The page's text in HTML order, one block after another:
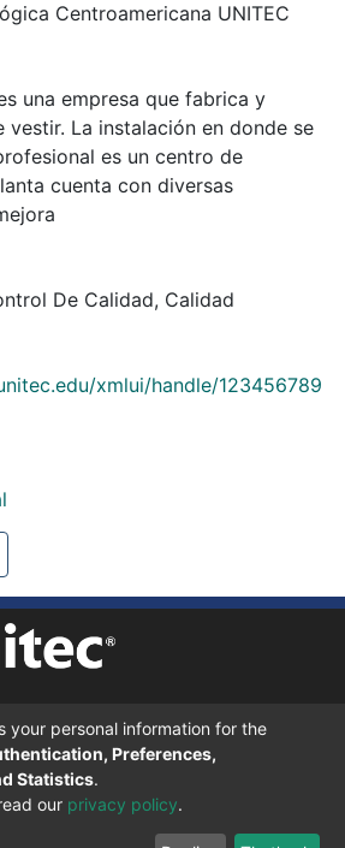
Centroamericana UNITEC
una empresa que fabrica y
La instalación en donde se
es un centro de
cuenta con diversas
De Calidad, Calidad
xmlui/handle/123456789
CENTROAMERICANA UNITEC
FRENTE A RESIDENCIAL HONDURAS.
11101
los Derechos Reservados.
your personal information for the
Preferences,
Statistics.
our privacy policy.